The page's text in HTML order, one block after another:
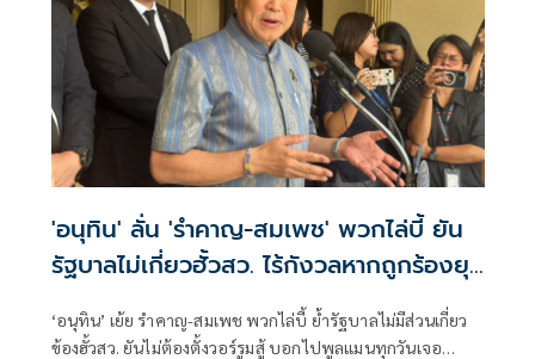
'อนุทิน' ลั่น 'รำคาญ-สมเพช' พวกไล่บี้ ยัน
รัฐบาลไม่เกี่ยวฮั้วสว. ไร้กังวลหากถูกร้องยุบ
‘อนุทิน’ เย้ย รำคาญ-สมเพช พวกไล่บี้ ย้ำรัฐบาลไม่มีส่วนเกี่ยว
ข้องฮั้วสว. ยันไม่ต้องตั้งวอร์รูมสู้ บอกไปพูลแมนทุกวันเจอ